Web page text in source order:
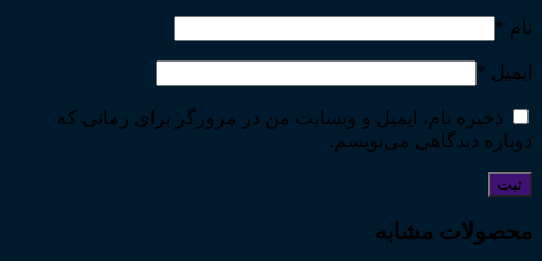
نام *
ایمیل *
ذخیره نام، ایمیل و وبسایت من در مرورگر برای زمانی که
دوباره دیدگاهی می‌نویسم.
محصولات مشابه